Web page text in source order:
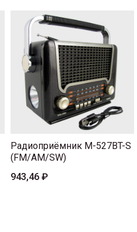
Радиоприёмник M-527BT-S
(FM/AM/SW)
943,46 ₽